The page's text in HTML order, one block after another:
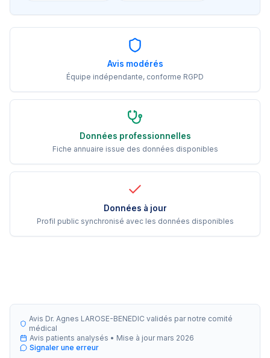
Avis modérés
Équipe indépendante, conforme RGPD
Données professionnelles
Fiche annuaire issue des données disponibles
Données à jour
Profil public synchronisé avec les données disponibles
Avis Dr. Agnes LAROSE-BENEDIC validés par notre comité
médical
Avis patients analysés • Mise à jour mars 2026
Signaler une erreur